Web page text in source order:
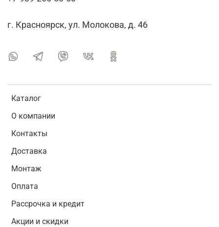
Каталог
О компании
Контакты
Доставка
Монтаж
Оплата
Рассрочка и кредит
Акции и скидки
г. Красноярск, ул. Молокова, д. 46